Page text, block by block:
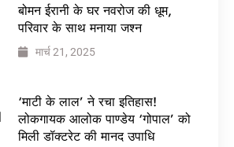
बोमन ईरानी के घर नवरोज की धूम,
परिवार के साथ मनाया जश्न
मार्च 21, 2025
‘माटी के लाल’ ने रचा इतिहास!
लोकगायक आलोक पाण्डेय ‘गोपाल’ को
मिली डॉक्टरेट की मानद उपाधि